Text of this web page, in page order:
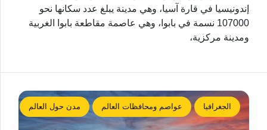
إندونيسيا في قارة آسيا، وهي مدينة يبلغ عدد سكانها نحو
107000 نسمة في بابوا، وهي عاصمة مقاطعة بابوا الغربية
ومدينة مركزية،
الجغرافيا عواصم ومحافظات العالم مدن حول العالم